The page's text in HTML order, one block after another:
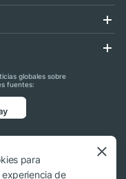
globales sobre
fuentes:
para
experiencia de